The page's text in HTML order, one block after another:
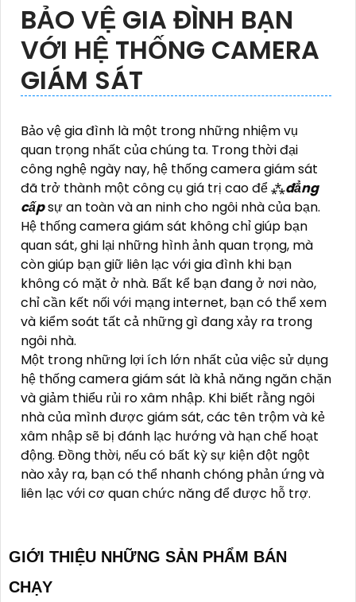
BẢO VỆ GIA ĐÌNH BẠN
VỚI HỆ THỐNG CAMERA
GIÁM SÁT
Bảo vệ gia đình là một trong những nhiệm vụ
quan trọng nhất của chúng ta. Trong thời đại
công nghệ ngày nay, hệ thống camera giám sát
đã trở thành một công cụ giá trị cao để ⁂đẳng
cấpsự an toàn và an ninh cho ngôi nhà của bạn.
Hệ thống camera giám sát không chỉ giúp bạn
quan sát, ghi lại những hình ảnh quan trọng, mà
còn giúp bạn giữ liên lạc với gia đình khi bạn
không có mặt ở nhà. Bất kể bạn đang ở nơi nào,
chỉ cần kết nối với mạng internet, bạn có thể xem
và kiểm soát tất cả những gì đang xảy ra trong
ngôi nhà.
Một trong những lợi ích lớn nhất của việc sử dụng
hệ thống camera giám sát là khả năng ngăn chặn
và giảm thiểu rủi ro xâm nhập. Khi biết rằng ngôi
nhà của mình được giám sát, các tên trộm và kẻ
xâm nhập sẽ bị đánh lạc hướng và hạn chế hoạt
động. Đồng thời, nếu có bất kỳ sự kiện đột ngột
nào xảy ra, bạn có thể nhanh chóng phản ứng và
liên lạc với cơ quan chức năng để được hỗ trợ.
GIỚI THIỆU NHỮNG SẢN PHẨM BÁN
CHẠY